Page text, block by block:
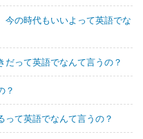
今の時代もいいよって英語でな
って英語でなんて言うの？
？
て英語でなんて言うの？